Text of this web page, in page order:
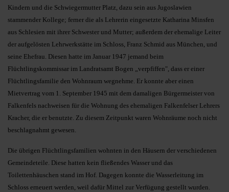
Kindern und die Schwiegermutter Platz, dazu sein aus Jugoslawien
stammender Kollege; ferner die als Lehrerin eingesetzte Katharina Minsfen
aus Schlesien mit ihrer Schwester und Mutter; außerdem der ehemalige Leiter
der aufgelösten Lehrwerkstätte im Schloss, Franz Schmid aus München, und
seine Ehefrau. Diesen hatte im Januar 1947 jemand beim
Flüchtlingskommissar im Landratsamt Bogen „verpfiffen", dass er einer
Flüchtlingsfamilie den Wohnraum wegnehme. Er konnte aber einen
Mietvertrag vom 1. September 1945 mit dem damaligen Bürgermeister von
Falkenfels nachweisen für die Wohnung des ehemaligen Falkenfelser Lehrers
Kracher, die er benutzte. Zu diesem Zeitpunkt waren Wohnräume noch nicht
beschlagnahmt gewesen.
Die übrigen Flüchtlingsfamilien wohnten in den Häusern der verschiedenen
Gemeindeteile. Diese hatten kein fließendes Wasser und das
Toilettenhäuschen stand im Hof. Dagegen konnte die Wasserleitung im
Schloss erneuert werden, weil dafür Mittel zur Verfügung gestellt wurden.